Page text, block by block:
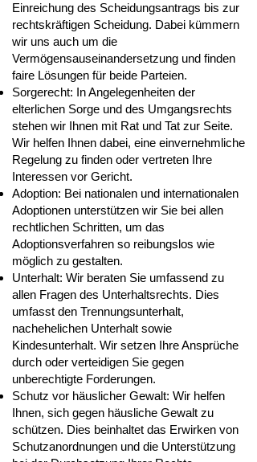
Einreichung des Scheidungsantrags bis zur
rechtskräftigen Scheidung. Dabei kümmern
wir uns auch um die
Vermögensauseinandersetzung und finden
faire Lösungen für beide Parteien.
Sorgerecht: In Angelegenheiten der
elterlichen Sorge und des Umgangsrechts
stehen wir Ihnen mit Rat und Tat zur Seite.
Wir helfen Ihnen dabei, eine einvernehmliche
Regelung zu finden oder vertreten Ihre
Interessen vor Gericht.
Adoption: Bei nationalen und internationalen
Adoptionen unterstützen wir Sie bei allen
rechtlichen Schritten, um das
Adoptionsverfahren so reibungslos wie
möglich zu gestalten.
Unterhalt: Wir beraten Sie umfassend zu
allen Fragen des Unterhaltsrechts. Dies
umfasst den Trennungsunterhalt,
nachehelichen Unterhalt sowie
Kindesunterhalt. Wir setzen Ihre Ansprüche
durch oder verteidigen Sie gegen
unberechtigte Forderungen.
Schutz vor häuslicher Gewalt: Wir helfen
Ihnen, sich gegen häusliche Gewalt zu
schützen. Dies beinhaltet das Erwirken von
Schutzanordnungen und die Unterstützung